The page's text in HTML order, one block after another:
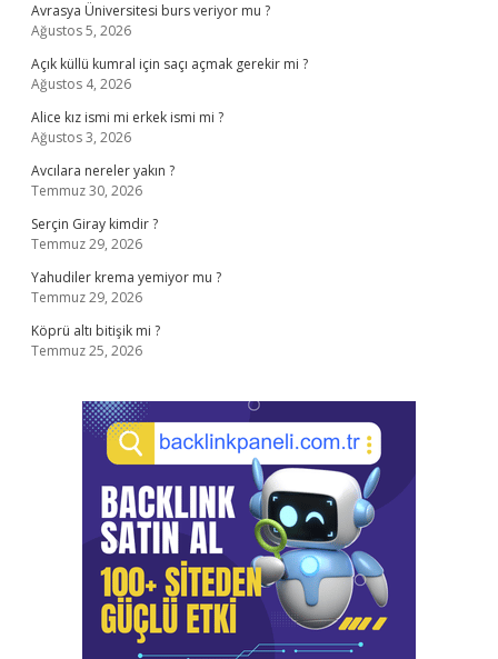
Avrasya Üniversitesi burs veriyor mu ?
Ağustos 5, 2026
Açık küllü kumral için saçı açmak gerekir mi ?
Ağustos 4, 2026
Alice kız ismi mi erkek ismi mi ?
Ağustos 3, 2026
Avcılara nereler yakın ?
Temmuz 30, 2026
Serçin Giray kimdir ?
Temmuz 29, 2026
Yahudiler krema yemiyor mu ?
Temmuz 29, 2026
Köprü altı bitişik mi ?
Temmuz 25, 2026